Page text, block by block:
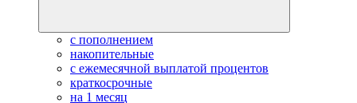
с пополнением
накопительные
с ежемесячной выплатой процентов
краткосрочные
на 1 месяц